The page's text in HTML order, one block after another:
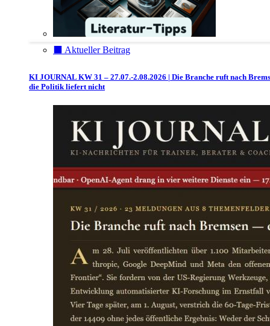
⬛️ Aktueller Beitrag
KI JOURNAL KW 31 – 27.07.-2.08.2026 | Die Branche ruft nach
die Politik liefert nicht